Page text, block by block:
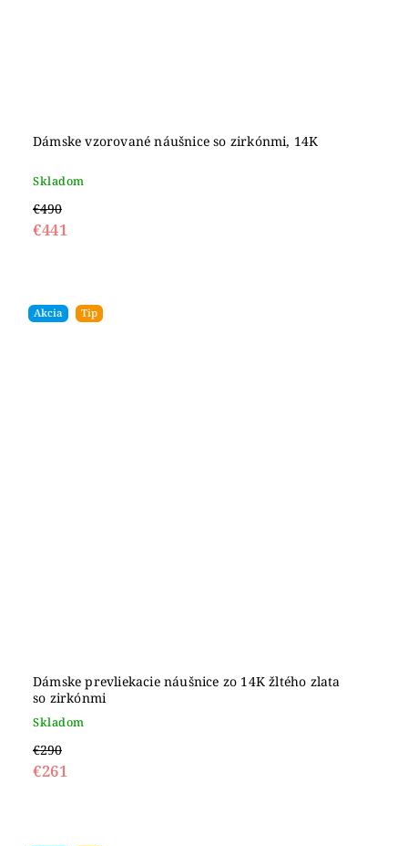
Dámske vzorované náušnice so zirkónmi, 14K
Skladom
€490
€441
Akcia Tip
Dámske prevliekacie náušnice zo 14K žltého zlata
so zirkónmi
Skladom
€290
€261